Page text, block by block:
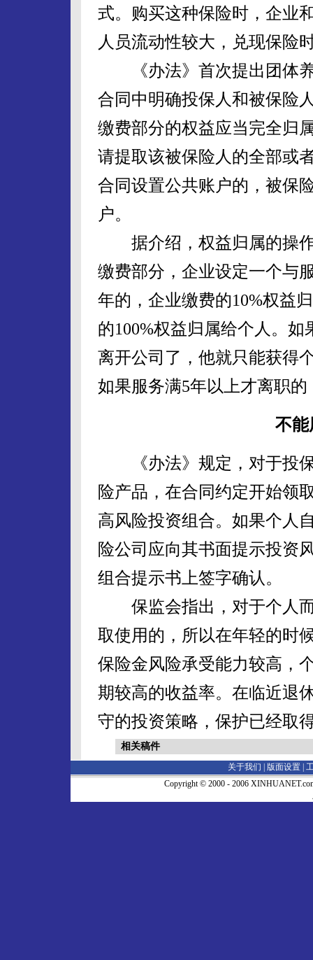
式。购买这种保险时，企业
人员流动性较大，兑现保险
《办法》首次提出团体养
合同中明确投保人和被保险
缴费部分的权益应当完全归
请提取该被保险人的全部或
合同设置公共账户的，被保
户。
据介绍，权益归属的操作
缴费部分，企业设定一个与
年的，企业缴费的10%权益
的100%权益归属给个人。
离开公司了，他就只能获得
如果服务满5年以上才离职
不能
《办法》规定，对于投保
险产品，在合同约定开始领
高风险投资组合。如果个人
险公司应向其书面提示投资
组合提示书上签字确认。
保监会指出，对于个人而
取使用的，所以在年轻的时
保险金风险承受能力较高，
期较高的收益率。在临近退
守的投资策略，保护已经取
相关稿件
关于我们 | 版面设置
Copyright © 2000 - 2006